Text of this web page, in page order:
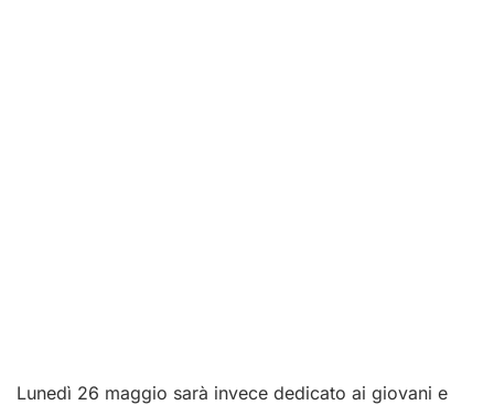
Lunedì 26 maggio sarà invece dedicato ai giovani e